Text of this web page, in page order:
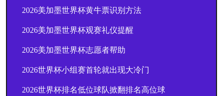
2026美加墨世界杯黄牛票识别方法
2026美加墨世界杯观赛礼仪提醒
2026美加墨世界杯志愿者帮助
2026世界杯小组赛首轮就出现大冷门
2026世界杯排名低位球队掀翻排名高位球